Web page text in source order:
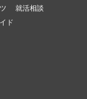
就活相談
ド